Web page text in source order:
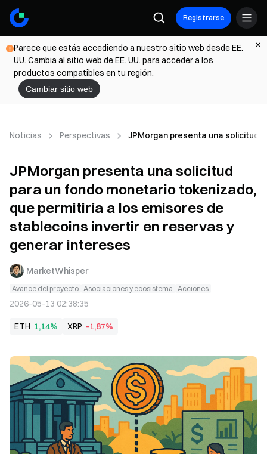
Registrarse
Parece que estás accediendo a nuestro sitio web desde EE.
UU. Cambia al sitio web de EE. UU. para acceder a los
productos compatibles en tu región.
Cambiar sitio web
Noticias Perspectivas JPMorgan presenta una solicitud
JPMorgan presenta una solicitud
para un fondo monetario tokenizado,
que permitiría a los emisores de
stablecoins invertir en reservas y
generar intereses
MarketWhisper
Avance del proyecto Asociaciones y ecosistema Acciones
2026-05-13 02:38:35
ETH 1,14% XRP -1,87%